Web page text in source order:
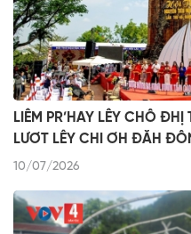
LIÊM PR’HAY LÊY CHÔ
LƯƠT LÊY CHI ƠH ĐĂH
10/07/2026